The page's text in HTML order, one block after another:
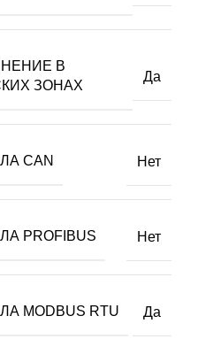
В
ЗОНАХ
Да
CAN Нет
PROFIBUS Нет
MODBUS RTU Да